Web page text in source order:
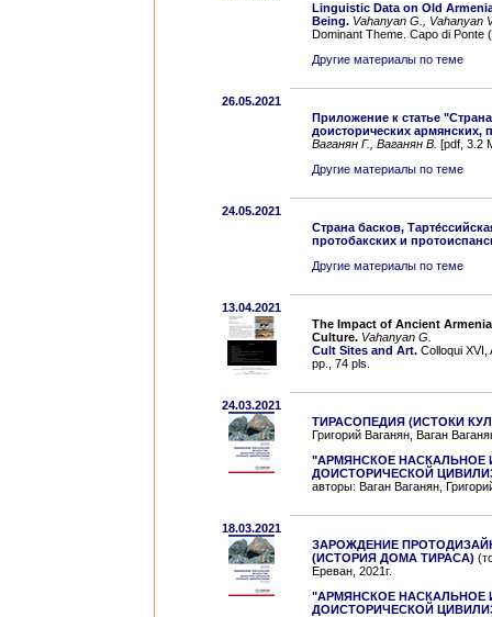
Linguistic Data on Old
Being. Vahanyan G., Vahanyan
Dominant Theme. Capo di Ponte
Другие материалы по теме
26.05.2021
Приложение к статье
доисторических армянских,
Ваганян Г., Ваганян В. [pdf, 3.2
Другие материалы по теме
24.05.2021
Страна басков,
протобакских и
Другие материалы по теме
13.04.2021
The Impact of Ancient
Culture. Vahanyan G.
Cult Sites and Art. Colloqui XVI,
pp., 74 pls.
24.03.2021
ТИРАСОПЕДИЯ (ИСТОКИ
Григорий Ваганян, Ваган
"АРМЯНСКОЕ НАСКАЛЬНОЕ
ДОИСТОРИЧЕСКОЙ
авторы: Ваган Ваганян,
18.03.2021
ЗАРОЖДЕНИЕ
(ИСТОРИЯ ДОМА ТИРАСА)
Ереван, 2021г.
"АРМЯНСКОЕ НАСКАЛЬНОЕ
ДОИСТОРИЧЕСКОЙ